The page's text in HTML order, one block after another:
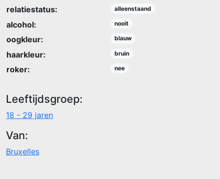
relatiestatus: alleenstaand
alcohol: nooit
oogkleur: blauw
haarkleur: bruin
roker: nee
Leeftijdsgroep:
18 - 29 jaren
Van:
Bruxelles